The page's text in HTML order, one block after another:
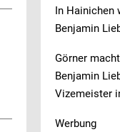
In Hainichen
Benjamin
Görner
Benjamin
Vizemeister
Werbung